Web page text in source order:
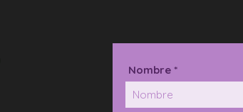
Nombre *